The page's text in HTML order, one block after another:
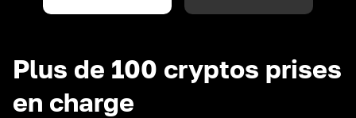
Plus de 100 cryptos prises
en charge